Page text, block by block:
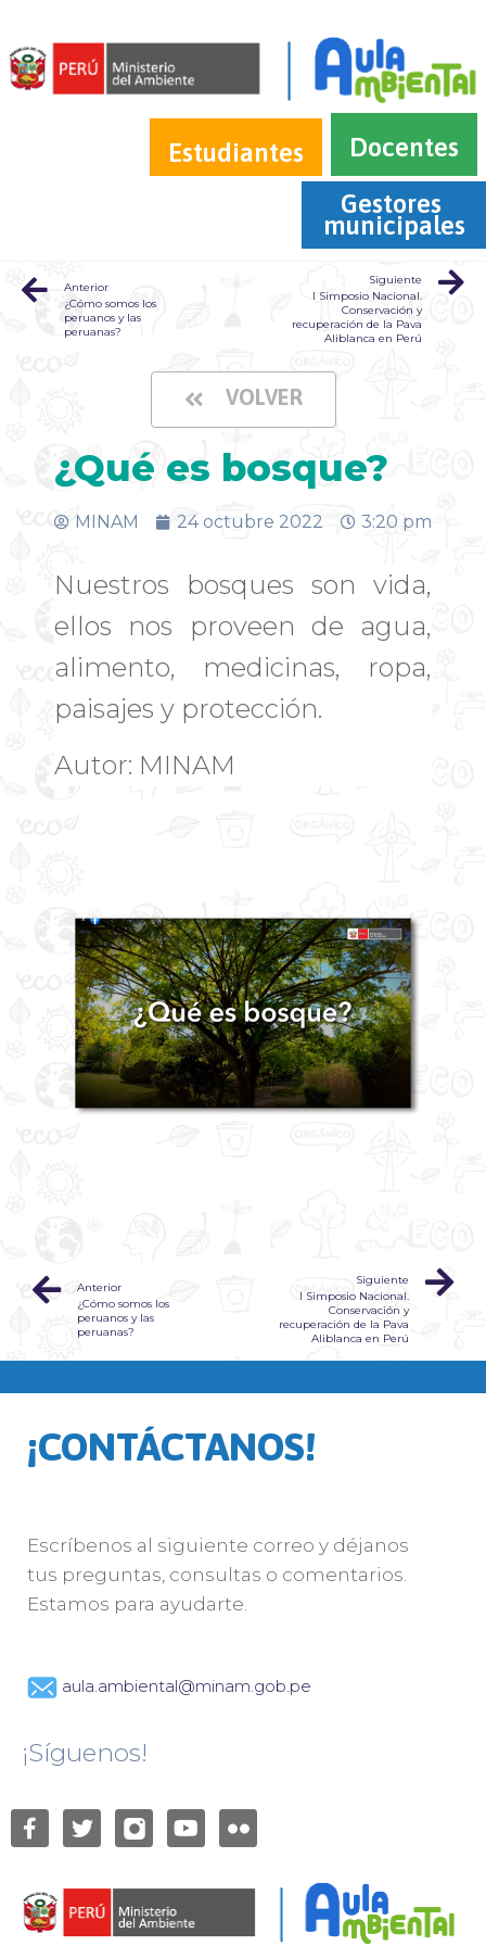
Estudiantes
Docentes
Gestores
municipales
Anterior
¿Cómo somos los
peruanos y las
peruanas?
Siguiente
I Simposio Nacional.
Conservación y
recuperación de la Pava
Aliblanca en Perú
VOLVER
¿Qué es bosque?
MINAM 24 octubre 2022 3:20 pm
Nuestros bosques son vida,
ellos nos proveen de agua,
alimento, medicinas, ropa,
paisajes y protección.
Autor: MINAM
Anterior
¿Cómo somos los
peruanos y las
peruanas?
Siguiente
I Simposio Nacional.
Conservación y
recuperación de la Pava
Aliblanca en Perú
¡CONTÁCTANOS!
Escríbenos al siguiente correo y déjanos
tus preguntas, consultas o comentarios.
Estamos para ayudarte.
aula.ambiental@minam.gob.pe
¡Síguenos!